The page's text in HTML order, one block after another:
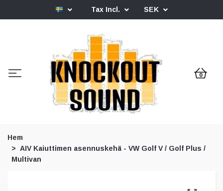
Tax Incl. SEK
0
Hem
AIV Kaiuttimen asennuskehä - VW Golf V / Golf Plus /
Multivan